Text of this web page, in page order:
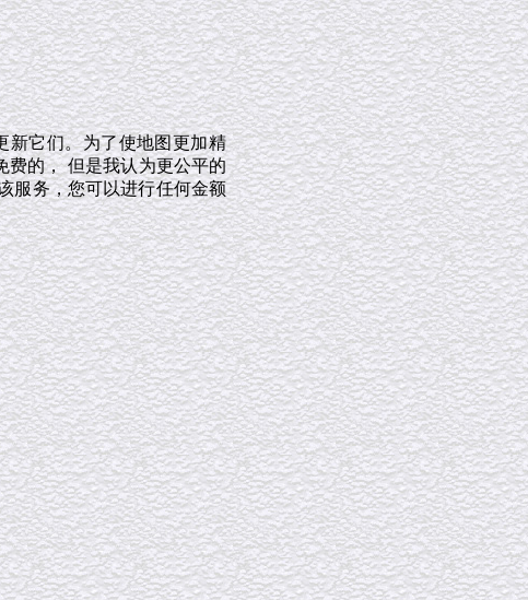
新它们。为了使地图更加精
的， 但是我认为更公平的
服务，您可以进行任何金额